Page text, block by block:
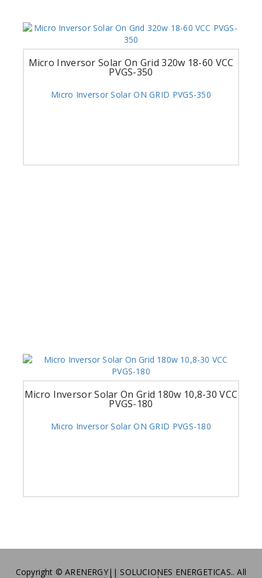
Micro Inversor Solar On Grid 320w 18-60 VCC
PVGS-350
Micro Inversor Solar ON GRID PVGS-350
Micro Inversor Solar On Grid 180w 10,8-30 VCC
PVGS-180
Micro Inversor Solar ON GRID PVGS-180
Copyright © ARENERGY|| SOLUCIONES ENERGETICAS.. All